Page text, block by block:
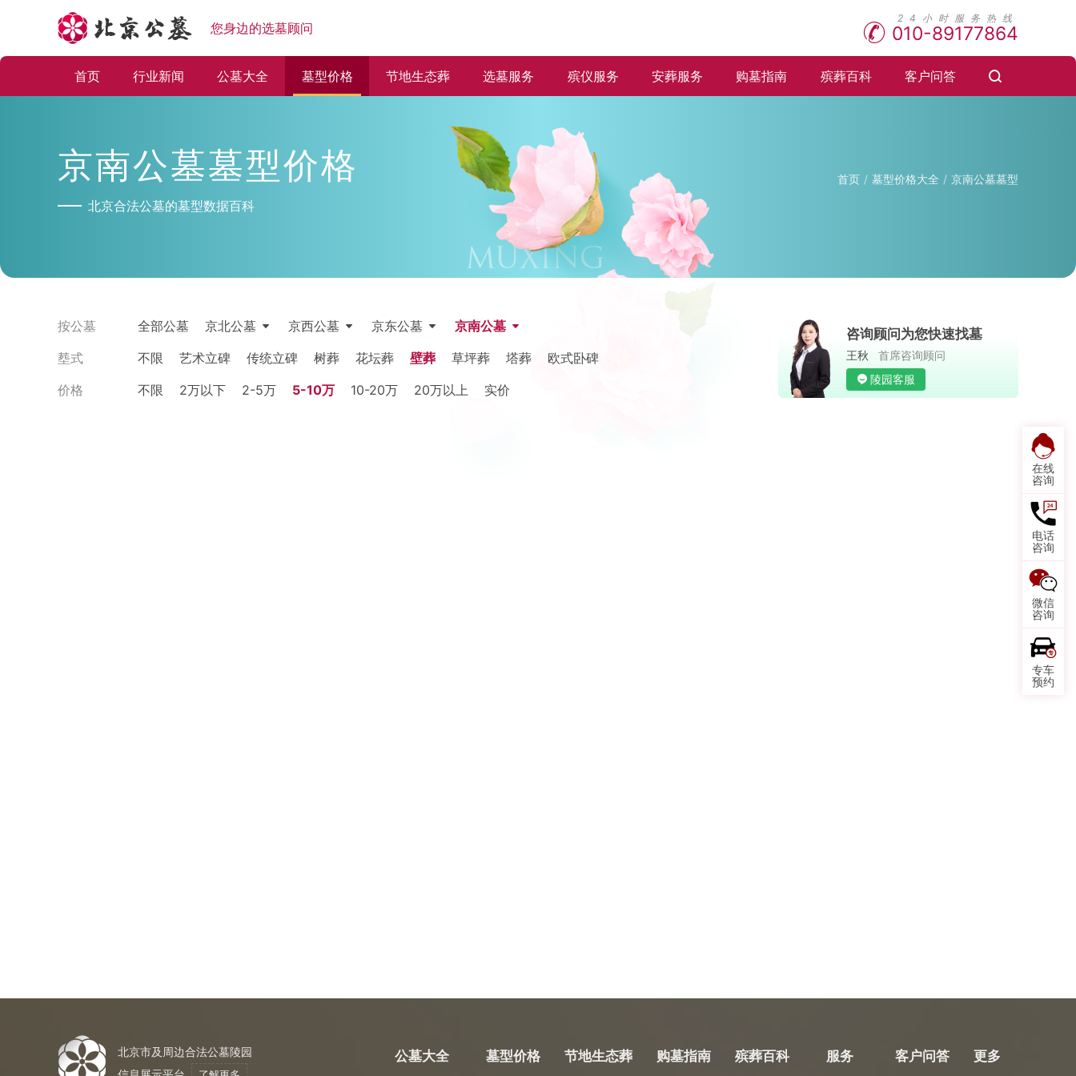
您身边的选墓顾问 010-89177864
首页 行业新闻 公墓大全 墓型价格 节地生态葬 选墓服务 殡仪服务 安葬服务 购墓指南 殡葬百科 客户问答
在线
咨询
电话
咨询
微信
咨询
专车
预约
京南公墓墓型价格
北京合法公墓的墓型数据百科
首页 墓型价格大全 京南公墓墓型
按公墓 全部公墓 京北公墓 京西公墓 京东公墓
京南公墓
塟式
不限 艺术立碑 传统立碑 树葬 花坛葬 壁葬 草坪葬 塔葬
欧式卧碑
价格
不限 2万以下 2-5万 5-10万 10-20万 20万以上 实价
咨询顾问为您快速找墓
王秋
首席咨询顾问
陵园客服
北京市及周边合法公墓陵园
公墓大全 墓型价格 节地生态葬 购墓指南 殡葬百科 服务 客户问答 更多